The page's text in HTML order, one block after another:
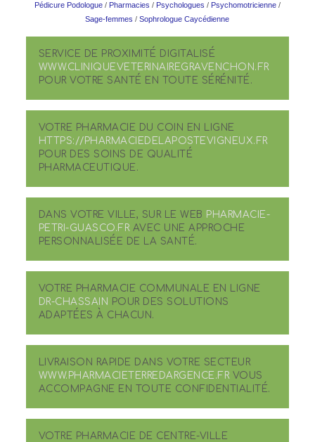
Pédicure Podologue/ Pharmacies / Psychologues / Psychomotricienne/
Sage-femmes /Sophrologue Caycédienne
SERVICE DE PROXIMITÉ DIGITALISÉ
WWW.CLINIQUEVETERINAIREGRAVENCHON.FR
POUR VOTRE SANTÉ EN TOUTE SÉRÉNITÉ.
VOTRE PHARMACIE DU COIN EN LIGNE
HTTPS://PHARMACIEDELAPOSTEVIGNEUX.FR
POUR DES SOINS DE QUALITÉ
PHARMACEUTIQUE.
DANS VOTRE VILLE, SUR LE WEB PHARMACIE-
PETRI-GUASCO.FRAVEC UNE APPROCHE
PERSONNALISÉE DE LA SANTÉ.
VOTRE PHARMACIE COMMUNALE EN LIGNE
DR-CHASSAIN POUR DES SOLUTIONS
ADAPTÉES À CHACUN.
LIVRAISON RAPIDE DANS VOTRE SECTEUR
WWW.PHARMACIETERREDARGENCE.FRVOUS
ACCOMPAGNE EN TOUTE CONFIDENTIALITÉ.
VOTRE PHARMACIE DE CENTRE-VILLE